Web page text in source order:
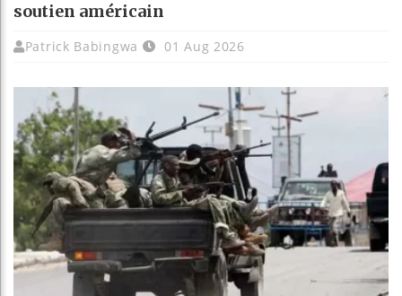
soutien américain
Patrick Babingwa 01 Aug 2026